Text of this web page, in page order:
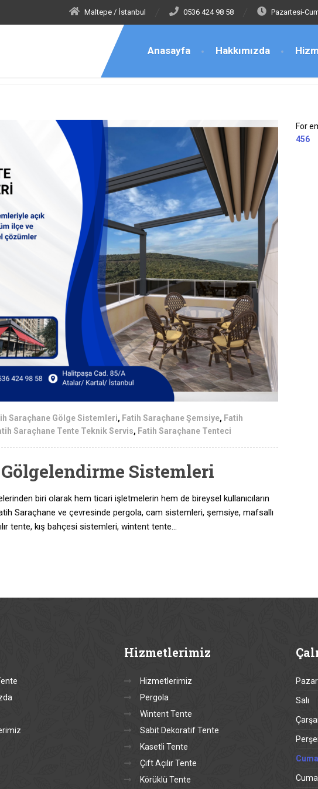
Maltepe / İstanbul 0536 424 98 58 Pazartesi-
Anasayfa Hakkımızda
Saraçhane Gölge Sistemleri, Fatih Saraçhane Şemsiye, Fatih
Saraçhane Tente Teknik Servis, Fatih Saraçhane Tenteci
Sistemleri
biri olarak hem ticari işletmelerin hem de bireysel kullanıcıların
Saraçhane ve çevresinde pergola, cam sistemleri, şemsiye, mafsallı
tente, kış bahçesi sistemleri, wintent tente…
For
456
Hizmetlerimiz
Hizmetlerimiz
Pergola
Wintent Tente
Sabit Dekoratif Tente
Kasetli Tente
Çift Açılır Tente
Körüklü Tente
Salı
Cuma